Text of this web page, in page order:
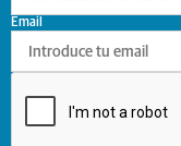
Email